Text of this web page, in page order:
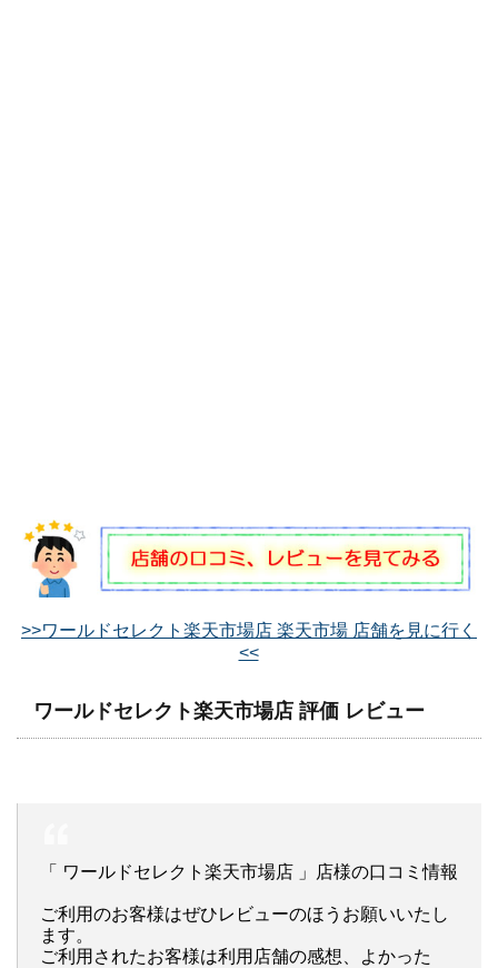
>>ワールドセレクト楽天市場店 楽天市場 店舗を見に行く
<<
ワールドセレクト楽天市場店 評価 レビュー
「 ワールドセレクト楽天市場店 」店様の口コミ情報
ご利用のお客様はぜひレビューのほうお願いいたし
ます。
ご利用されたお客様は利用店舗の感想、よかった